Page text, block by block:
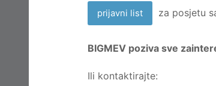
prijavni list za posjetu
BIGMEV poziva sve
Ili kontaktirajte: